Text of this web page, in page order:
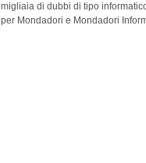
migliaia di dubbi di tipo
per Mondadori e Mondadori